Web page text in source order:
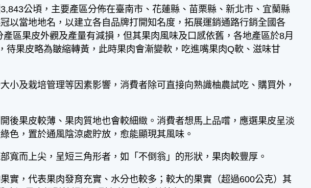
公頃，主要產區分佈在臺南市、花蓮縣、苗栗縣、新北市、宜蘭縣
以當地地名，以建立各自品牌打開知名度，拓展運銷通路行銷全國各
區果皮外觀及產量有減損，但其果肉風味及口感依舊，各地產區於8月
待果皮略為皺縮轉黃，此時果肉會漸變軟，吃進嘴果肉Q軟、滋味甘
小及栽培管理等因素影響，消費者除可直接向熟識柚農試吃、購買外，
後果皮較薄、果肉質地也會較細緻。消費者想馬上品嚐，應選果皮呈淡
色，置於通風陰涼處貯放，愈能顯現其風味。
寬而上尖，呈短三角形者，如「不倒翁」的形狀，果肉較豐厚。
實，代表果肉發育充實、水分也較多；較大的果實（超過600公克）其